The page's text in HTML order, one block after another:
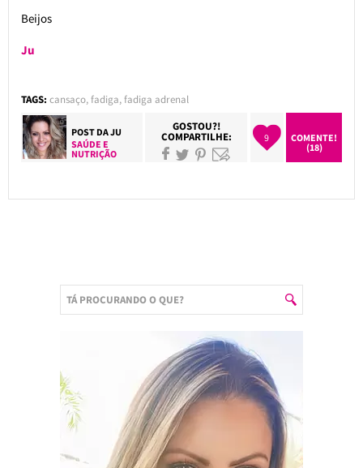
Beijos
Ju
TAGS: cansaço,fadiga,fadiga adrenal
POST DAJU
SAÚDE E
NUTRIÇÃO
GOSTOU?!
COMPARTILHE: 9
COMENTE!
(18)